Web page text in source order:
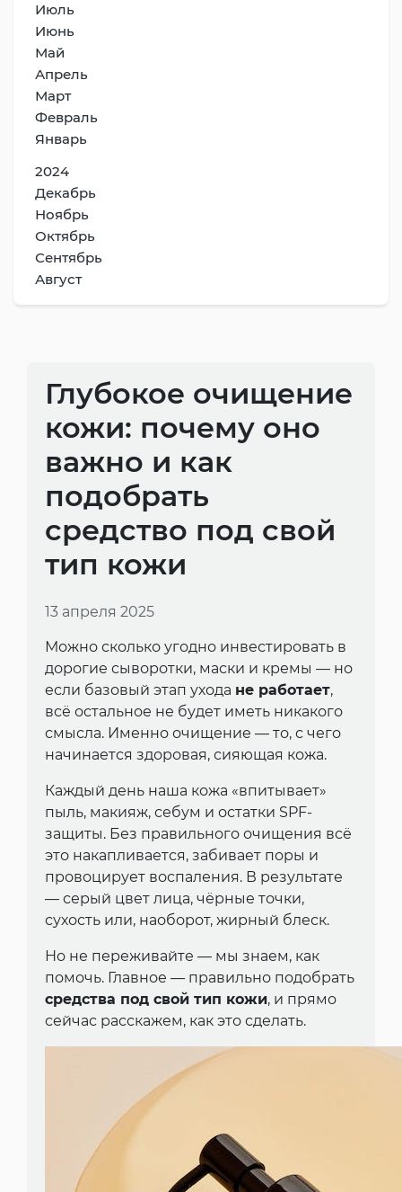
Июль
Июнь
Май
Апрель
Март
Февраль
Январь
2024
Декабрь
Ноябрь
Октябрь
Сентябрь
Август
Глубокое очищение
кожи: почему оно
важно и как
подобрать
средство под свой
тип кожи
13 апреля 2025
Можно сколько угодно инвестировать в
дорогие сыворотки, маски и кремы — но
если базовый этап ухода не работает,
всё остальное не будет иметь никакого
смысла. Именно очищение — то, с чего
начинается здоровая, сияющая кожа.
Каждый день наша кожа «впитывает»
пыль, макияж, себум и остатки SPF-
защиты. Без правильного очищения всё
это накапливается, забивает поры и
провоцирует воспаления. В результате
— серый цвет лица, чёрные точки,
сухость или, наоборот, жирный блеск.
Но не переживайте — мы знаем, как
помочь. Главное — правильно подобрать
средства под свой тип кожи, и прямо
сейчас расскажем, как это сделать.